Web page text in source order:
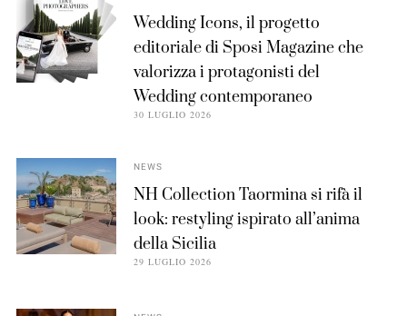
Wedding Icons, il progetto
editoriale di Sposi Magazine che
valorizza i protagonisti del
Wedding contemporaneo
30 LUGLIO 2026
NEWS
NH Collection Taormina si rifà il
look: restyling ispirato all’anima
della Sicilia
29 LUGLIO 2026